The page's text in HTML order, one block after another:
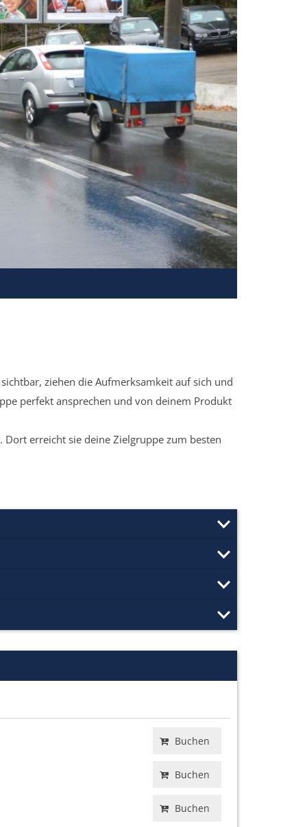
ziehen die Aufmerksamkeit auf sich und
perfekt ansprechen und von deinem Produkt
erreicht sie deine Zielgruppe zum besten
Buchen
Buchen
Buchen